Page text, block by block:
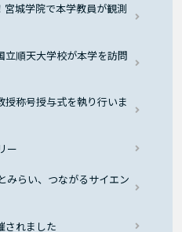
宮城学院で本学教員が観測
立順天大学校が本学を訪問
称号授与式を執り行いま
ー
みらい、つながるサイエン
されました